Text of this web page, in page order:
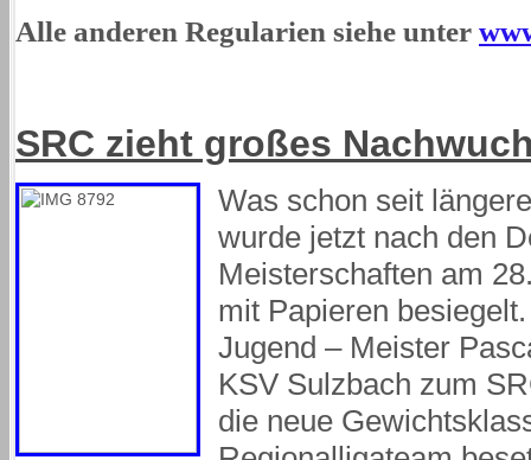
Alle anderen Regularien siehe unter
SRC zieht großes
Was schon seit
wurde jetzt nach den
Meisterschaften am
mit Papieren
Jugend – Meister
KSV Sulzbach zum
die neue